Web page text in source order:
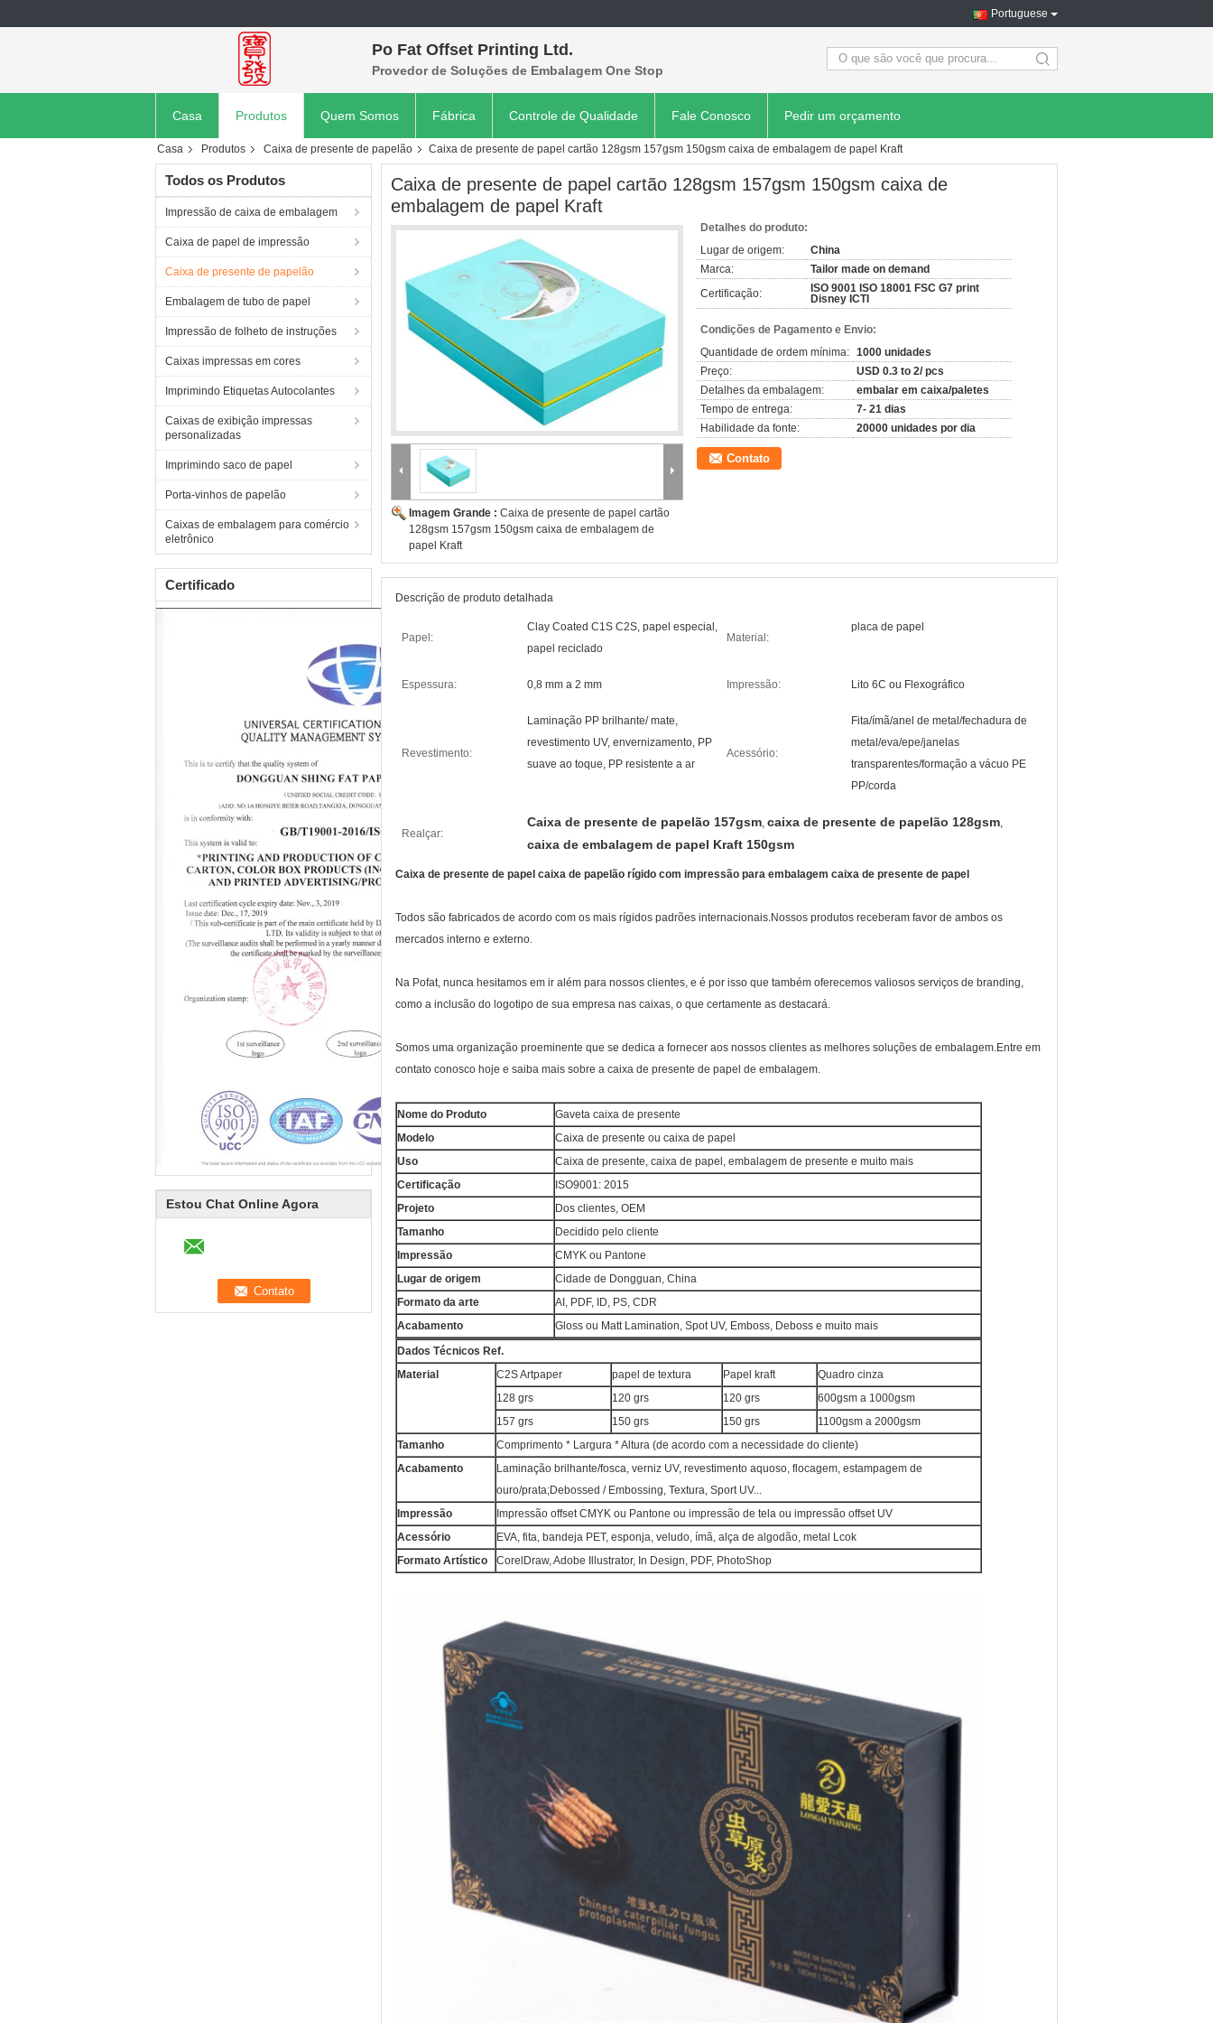
Portuguese
Po Fat Offset Printing Ltd.
Provedor de Soluções de Embalagem One Stop search
Casa Produtos Quem Somos Fábrica Controle de Qualidade Fale Conosco Pedir um orçamento
Casa Produtos Caixa de presente de papelão Caixa de presente de papel cartão 128gsm 157gsm 150gsm caixa de embalagem de papel Kraft
Todos os Produtos
Impressão de caixa de embalagem
Caixa de papel de impressão
Caixa de presente de papelão
Embalagem de tubo de papel
Impressão de folheto de instruções
Caixas impressas em cores
Imprimindo Etiquetas Autocolantes
Caixas de exibição impressas
personalizadas
Imprimindo saco de papel
Porta-vinhos de papelão
Caixas de embalagem para comércio
eletrônico
Certificado
Estou Chat Online Agora
Caixa de presente de papel cartão 128gsm 157gsm 150gsm caixa de
embalagem de papel Kraft
Imagem Grande : Caixa de presente de papel cartão
128gsm 157gsm 150gsm caixa de embalagem de
papel Kraft
Detalhes do produto:
Lugar de origem:
China
Marca:
Tailor made on demand
Certificação:
ISO 9001 ISO 18001 FSC G7 print
Disney ICTI
Condições de Pagamento e Envio:
Quantidade de ordem mínima: 1000 unidades
Preço:
USD 0.3 to 2/ pcs
Detalhes da embalagem:
embalar em caixa/paletes
Tempo de entrega:
7- 21 dias
Habilidade da fonte:
20000 unidades por dia
Contato
Descrição de produto detalhada
Papel:
Clay Coated C1S C2S, papel especial,
papel reciclado
Material:
placa de papel
Espessura: 0,8 mm a 2 mm Impressão: Lito 6C ou Flexográfico
Revestimento:
Laminação PP brilhante/ mate,
revestimento UV, envernizamento, PP
suave ao toque, PP resistente a ar
Acessório:
Fita/ímã/anel de metal/fechadura de
metal/eva/epe/janelas
transparentes/formação a vácuo PE
PP/corda
Realçar:
Caixa de presente de papelão 157gsm, caixa de presente de papelão 128gsm,
caixa de embalagem de papel Kraft 150gsm
Caixa de presente de papel caixa de papelão rígido com impressão para embalagem caixa de presente de papel
Todos são fabricados de acordo com os mais rígidos padrões internacionais.Nossos produtos receberam favor de ambos os
mercados interno e externo.
Na Pofat, nunca hesitamos em ir além para nossos clientes, e é por isso que também oferecemos valiosos serviços de branding,
como a inclusão do logotipo de sua empresa nas caixas, o que certamente as destacará.
Somos uma organização proeminente que se dedica a fornecer aos nossos clientes as melhores soluções de embalagem.Entre em
contato conosco hoje e saiba mais sobre a caixa de presente de papel de embalagem.
Nome do Produto
Gaveta caixa de presente
Modelo
Caixa de presente ou caixa de papel
Uso
Caixa de presente, caixa de papel, embalagem de presente e muito mais
Certificação
ISO9001: 2015
Projeto
Dos clientes, OEM
Tamanho
Decidido pelo cliente
Impressão
CMYK ou Pantone
Lugar de origem
Cidade de Dongguan, China
Formato da arte
AI, PDF, ID, PS, CDR
Acabamento
Gloss ou Matt Lamination, Spot UV, Emboss, Deboss e muito mais
Dados Técnicos Ref.
Material
C2S Artpaper papel de textura Papel kraft
Quadro cinza
128 grs
120 grs 120 grs
600gsm a 1000gsm
157 grs
150 grs 150 grs
1100gsm a 2000gsm
Tamanho
Comprimento * Largura * Altura (de acordo com a necessidade do cliente)
Acabamento
Laminação brilhante/fosca, verniz UV, revestimento aquoso, flocagem, estampagem de
ouro/prata;Debossed / Embossing, Textura, Sport UV...
Impressão
Impressão offset CMYK ou Pantone ou impressão de tela ou impressão offset UV
Acessório
EVA, fita, bandeja PET, esponja, veludo, ímã, alça de algodão, metal Lcok
Formato Artístico
CorelDraw, Adobe Illustrator, In Design, PDF, PhotoShop